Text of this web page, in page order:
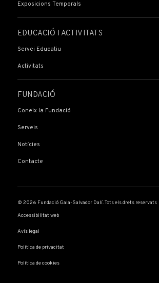
Exposicions Temporals
EDUCACIÓ I ACTIVITATS
Servei Educatiu
Activitats
FUNDACIÓ
Coneix la Fundació
Serveis
Notícies
Contacte
© 2026 Fundació Gala-Salvador Dalí. Tots els drets reservats
Accessibilitat web
Avís legal
Política de privacitat
Política de cookies